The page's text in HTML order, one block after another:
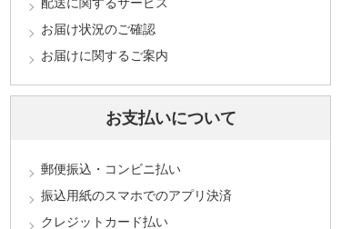
配送に関するサービス
お届け状況のご確認
お届けに関するご案内
お支払いについて
郵便振込・コンビニ払い
振込用紙のスマホでのアプリ決済
クレジットカード払い